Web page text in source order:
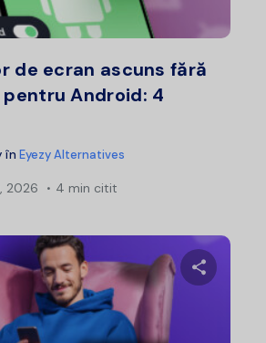
de ecran ascuns fără
Android: 4
în Eyezy Alternatives
2026 4 min citit